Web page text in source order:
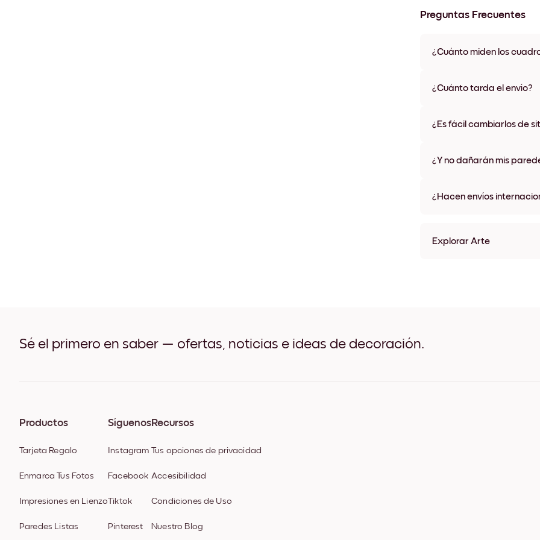
Preguntas Frecuentes
¿Cuánto miden los
materiales y colores de
¿Cuánto tarda el envío?
algunos países. Te
¿Es fácil cambiarlos de
¿Y no dañarán mis
¿Hacen envíos
Explorar Arte
Sé el primero en saber — ofertas, noticias e ideas de decoración.
Productos
Tarjeta Regalo
Enmarca Tus Fotos
Impresiones en Lienzo
Paredes Listas
Síguenos
Instagram
Facebook
Tiktok
Pinterest
Recursos
Tus opciones de privacidad
Accesibilidad
Condiciones de Uso
Nuestro Blog